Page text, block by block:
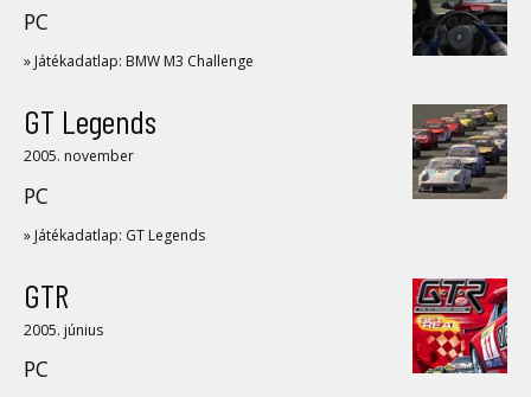
PC
» Játékadatlap: BMW M3 Challenge
GT Legends
2005. november
PC
» Játékadatlap: GT Legends
GTR
2005. június
PC